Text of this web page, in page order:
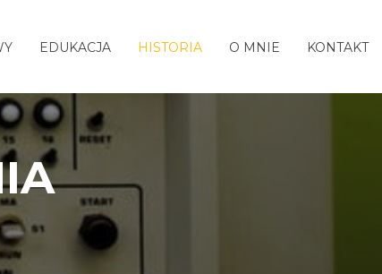
EDUKACJA HISTORIA O MNIE KONTAKT